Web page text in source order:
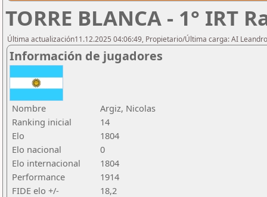
TORRE BLANCA - 1° IRT
Última actualización11.12.2025 04:06:49, Propietario/Última carga: AI
Información de jugadores
Nombre
Argiz, Nicolas
Ranking inicial
14
Elo
1804
Elo nacional
0
Elo internacional
1804
Performance
1914
FIDE elo +/-
18,2